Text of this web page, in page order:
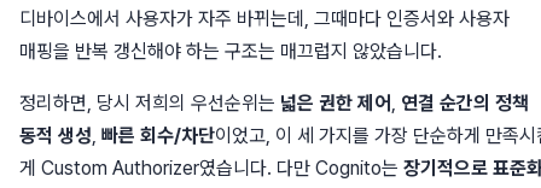
디바이스에서 사용자가 자주 바뀌는데, 그때마다 인증서와 사용자
매핑을 반복 갱신해야 하는 구조는 매끄럽지 않았습니다.
정리하면, 당시 저희의 우선순위는 넓은 권한 제어 , 연결 순간의 정책
동적 생성, 빠른 회수/차단이었고, 이 세 가지를 가장 단순하게 만족시
게 Custom Authorizer였습니다. 다만 Cognito는 장기적으로 표준